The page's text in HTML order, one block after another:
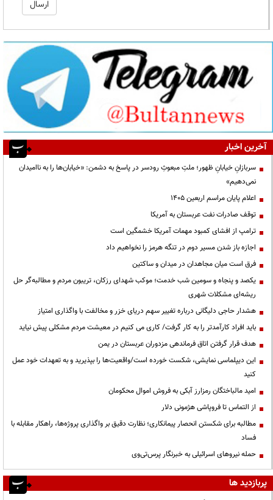
آخرین اخبار
سربازانِ خیابانِ ظهور؛ ملتِ مبعوثِ رودسر در پاسخ به دشمن: «خیابان‌ها را به ناامیدان
نمی‌دهیم»
اعلام پایان مراسم اربعین ۱۴۰۵
توقف صادرات نفت عربستان به آمریکا
ترامپ از افشای کمبود مهمات آمریکا خشمگین است
اجازه باز شدن مسیر دوم در تنگه هرمز را نخواهیم داد
فرق است میان مجاهدان در میدان و ساکتین
یکصد و پنجاه و سومین شب خدمت؛ موکب شهدای رزکان، تریبون مردم و مطالبه‌گر حل
ریشه‌ای مشکلات شهری
هشدار حاجی دلیگانی درباره تغییر سهم دریای خزر و مخالفت با واگذاری امتیاز
باید افراد کارآمدتر را به کار گرفت/ کاری می کنیم در معیشت مردم مشکلی پیش نیاید
هدف قرار گرفتن اتاق‌ فرماندهی مزدوران عربستان در یمن
این دیپلماسی نمایشی، شکست خورده است/واقعیت‌ها را بپذیرید و به تعهدات خود عمل
کنید
امید مالباختگان رمزارز آبکی به فروش اموال محکومان
از التماس تا فروپاشی هژمونی دلار
مطالبه برای شکستن انحصار پیمانکاری؛ نظارت دقیق بر واگذاری پروژه‌ها، راهکار مقابله با
فساد
حمله نیروهای اسرائیلی به خبرنگار پرس‌تی‌وی
پربازدید ها